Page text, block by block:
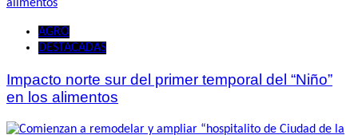
AGRO
DESTACADAS
Impacto norte sur del primer temporal del “Niño”
en los alimentos